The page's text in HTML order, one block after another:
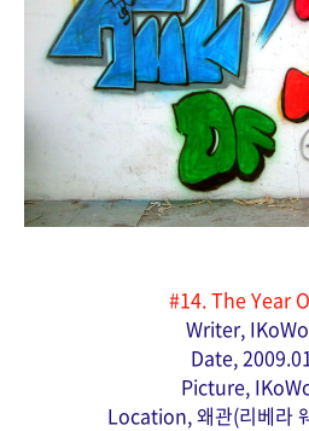
#14. The Year
Writer,
Date,
Picture,
Location, 왜관(리베라